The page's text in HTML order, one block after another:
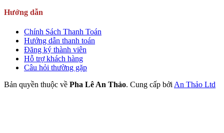
Hướng dẫn
Chính Sách Thanh Toán
Hướng dẫn thanh toán
Đăng ký thành viên
Hỗ trợ khách hàng
Câu hỏi thường gặp
Bản quyền thuộc về Pha Lê An Thảo. Cung cấp bởi An Thảo Ltd